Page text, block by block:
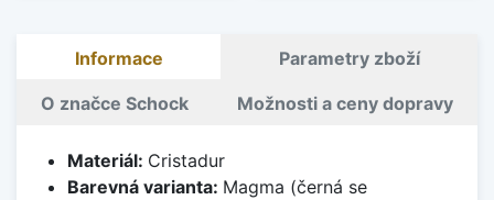
Informace Parametry zboží
O značce Schock Možnosti a ceny dopravy
Materiál: Cristadur
Barevná varianta: Magma (černá se